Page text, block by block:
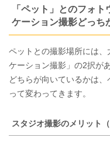
「ペット」とのフォ
ケーション撮影どっち
ペットとの撮影場所には
ケーション撮影」の2択が
どちらが向いているかは
って変わってきます。
スタジオ撮影のメリット